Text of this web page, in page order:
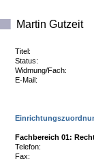
Martin Gutzeit
Titel:
Status:
Widmung/Fach:
E-Mail:
Fachbereich 01:
Telefon:
Fax: